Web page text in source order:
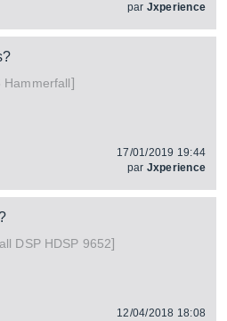
par Jxperience
Hammerfall]
17/01/2019 19:44
par Jxperience
DSP HDSP 9652]
12/04/2018 18:08